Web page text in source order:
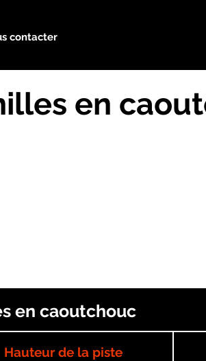
contacter
en
en caoutchouc
Hauteur de la piste